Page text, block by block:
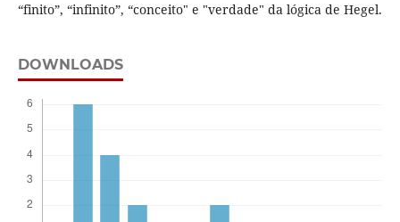
“finito”, “infinito”, “conceito" e "verdade" da lógica de Hegel.
DOWNLOADS